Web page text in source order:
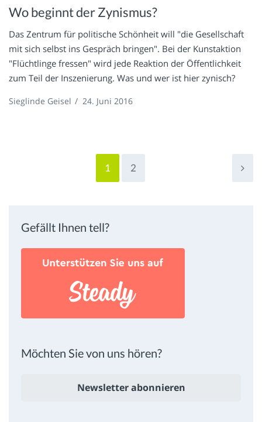
Wo beginnt der Zynismus?
Das Zentrum für politische Schönheit will "die Gesellschaft
mit sich selbst ins Gespräch bringen". Bei der Kunstaktion
"Flüchtlinge fressen" wird jede Reaktion der Öffentlichkeit
zum Teil der Inszenierung. Was und wer ist hier zynisch?
Sieglinde Geisel / 24. Juni 2016
1 2
Gefällt Ihnen tell?
Möchten Sie von uns hören?
Newsletter abonnieren